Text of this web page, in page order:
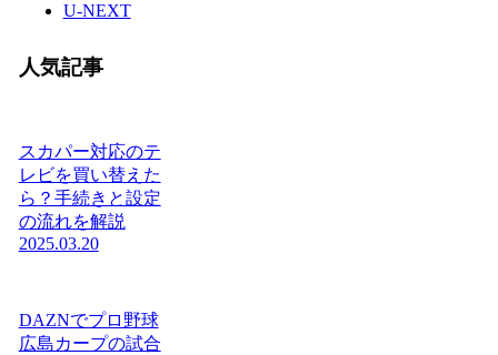
U-NEXT
人気記事
スカパー対応のテ
レビを買い替えた
ら？手続きと設定
の流れを解説
2025.03.20
DAZNでプロ野球
広島カープの試合